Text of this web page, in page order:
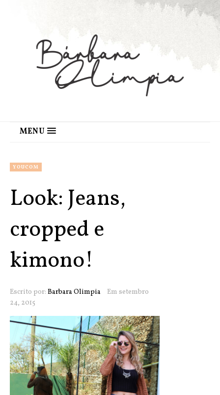
MENU
YOUCOM
Look: Jeans,
cropped e
kimono!
Escrito por: Barbara Olimpia
Em setembro
24, 2015